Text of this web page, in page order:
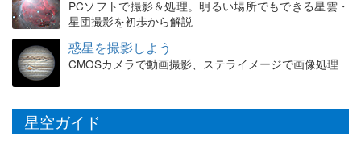
PCソフトで撮影＆処理。明るい場所でもできる星雲・
星団撮影を初歩から解説
惑星を撮影しよう
CMOSカメラで動画撮影、ステライメージで画像処理
星空ガイド